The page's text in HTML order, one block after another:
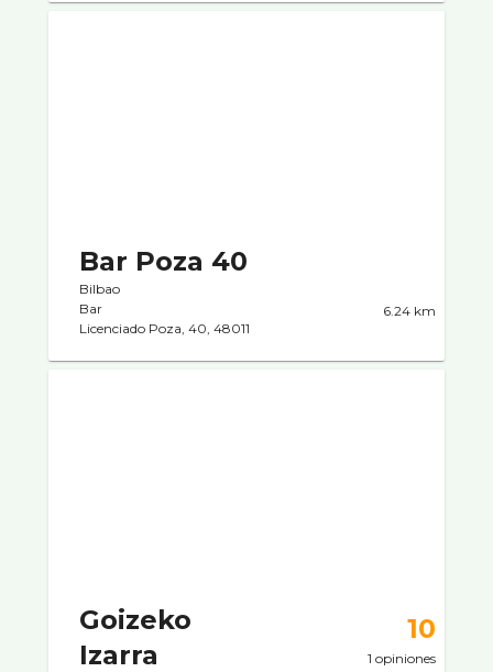
Bar Poza 40
Bilbao
Bar
Licenciado Poza, 40, 48011
6.24 km
Goizeko
Izarra
10
1 opiniones